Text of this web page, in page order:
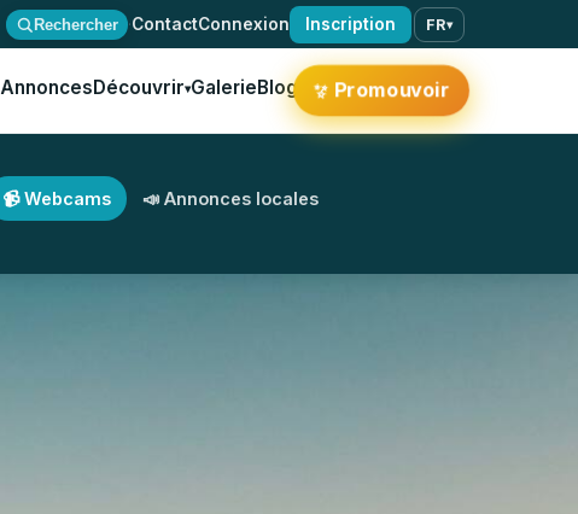
Rechercher ·ContactConnexion Inscription FR▾
AnnoncesDécouvrir▾GalerieBlog ✨ Promouvoir
📹 Webcams 📣 Annonces locales